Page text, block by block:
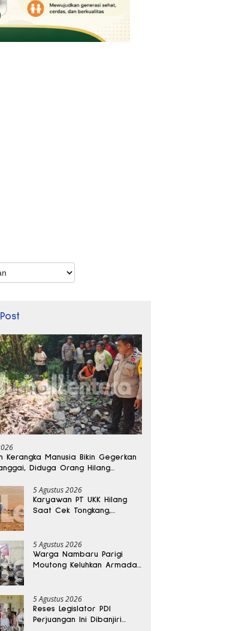
Kerangka Manusia Bikin Gegerkan
Diduga Orang Hilang
5 Agustus 2026
Karyawan PT UKK Hilang
Saat Cek Tongkang,
5 Agustus 2026
Warga Nambaru Parigi
Moutong Keluhkan Armada
Reses Legislator PKS
5 Agustus 2026
Reses Legislator PDI
Perjuangan Ini Dibanjiri